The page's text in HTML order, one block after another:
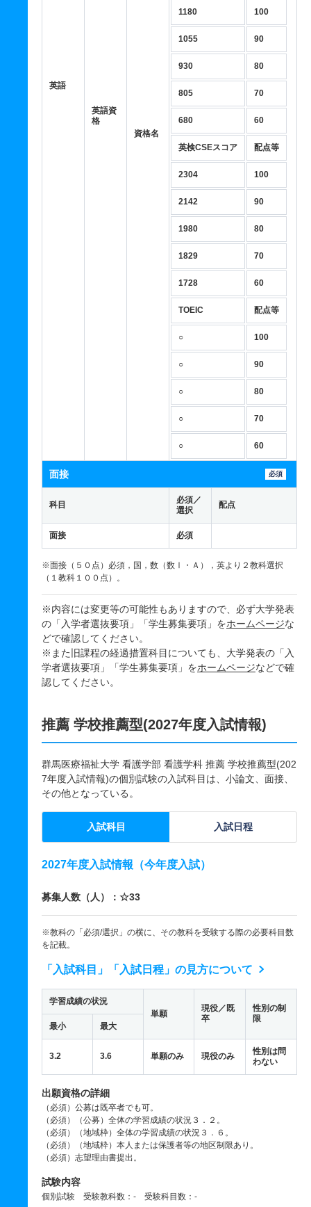
英語
英語資
格
資格名
1180 100
1055 90
930 80
805 70
680 60
英検CSEスコア 配点等
2304 100
2142 90
1980 80
1829 70
1728 60
TOEIC 配点等
○ 100
○ 90
○ 80
○ 70
○ 60
面接 必須
科目
必須／
選択
配点
面接 必須
※面接（５０点）必須，国，数（数Ⅰ・Ａ），英より２教科選択
（１教科１００点）。
※内容には変更等の可能性もありますので、必ず大学発表
の「入学者選抜要項」「学生募集要項」をホームページな
どで確認してください。
※また旧課程の経過措置科目についても、大学発表の「入
学者選抜要項」「学生募集要項」をホームページなどで確
認してください。
推薦 学校推薦型(2027年度入試情報)
群馬医療福祉大学 看護学部 看護学科 推薦 学校推薦型(202
7年度入試情報)の個別試験の入試科目は、小論文、面接、
その他となっている。
入試科目 入試日程
2027年度入試情報（今年度入試）
募集人数（人）：☆33
※教科の「必須/選択」の横に、その教科を受験する際の必要科目数
を記載。
「入試科目」「入試日程」の見方について
学習成績の状況
単願
現役／既
卒
性別の制
限
最小 最大
3.2 3.6 単願のみ 現役のみ
性別は問
わない
出願資格の詳細
（必須）公募は既卒者でも可。
（必須）（公募）全体の学習成績の状況３．２。
（必須）（地域枠）全体の学習成績の状況３．６。
（必須）（地域枠）本人または保護者等の地区制限あり。
（必須）志望理由書提出。
試験内容
個別試験 受験教科数：- 受験科目数：-